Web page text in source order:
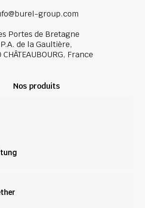
group.com
Portes de Bretagne
P.A. de la Gaultière,
CHÂTEAUBOURG, France
Nos produits